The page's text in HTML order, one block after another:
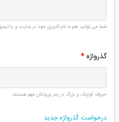
شما می توانید هم با نام کاربری خود در سایت و یا
گذرواژه *
حروف کوچک و بزرگ در رمز ورودتان مهم هستند.
درخواست گذرواژه جدید